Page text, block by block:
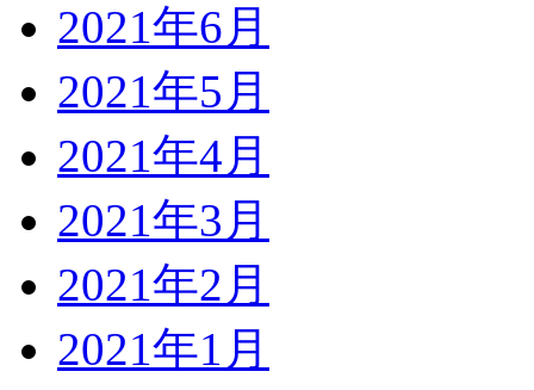
2021年6月
2021年5月
2021年4月
2021年3月
2021年2月
2021年1月